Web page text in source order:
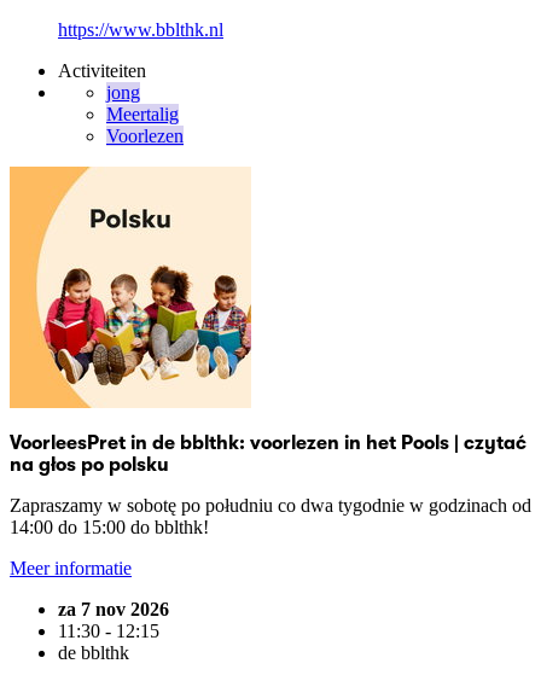
https://www.bblthk.nl
Activiteiten
jong
Meertalig
Voorlezen
VoorleesPret in de bblthk: voorlezen in het Pools | czytać
na głos po polsku
Zapraszamy w sobotę po południu co dwa tygodnie w godzinach od
14:00 do 15:00 do bblthk!
Meer informatie
za 7 nov 2026
11:30 - 12:15
de bblthk